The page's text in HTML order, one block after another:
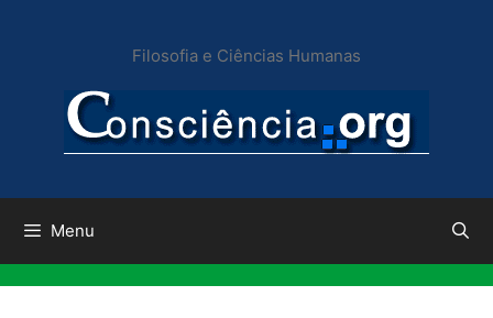
conteúdo
Filosofia e Ciências Humanas
Menu